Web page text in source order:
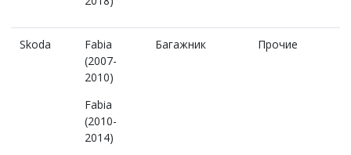
Skoda
Fabia
(2007-
2010)
Fabia
(2010-
2014)
Багажник Прочие